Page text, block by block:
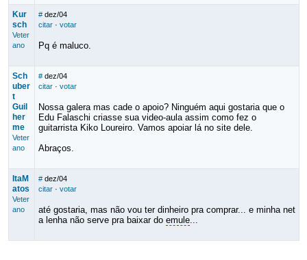
Kur
sch
Veter
ano
# dez/04
citar· votar
Pq é maluco.
Sch
uber
t
Guil
her
me
Veter
ano
# dez/04
citar· votar
Nossa galera mas cade o apoio? Ninguém aqui gostaria que o
Edu Falaschi criasse sua video-aula assim como fez o
guitarrista Kiko Loureiro. Vamos apoiar lá no site dele.
Abraços.
ItaM
atos
Veter
ano
# dez/04
citar· votar
até gostaria, mas não vou ter dinheiro pra comprar... e minha net
a lenha não serve pra baixar do emule...